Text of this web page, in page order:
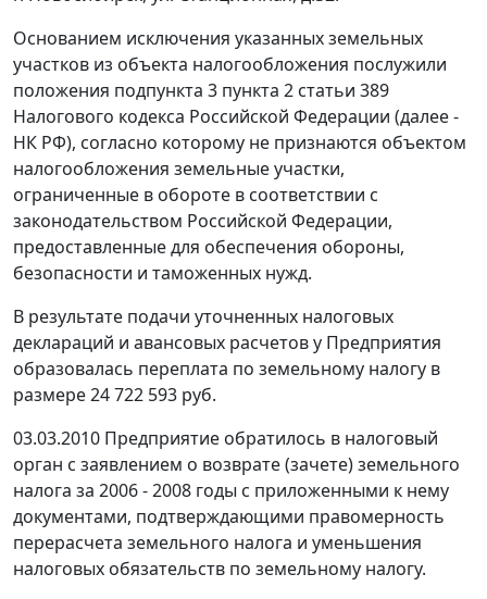
Основанием исключения указанных земельных
участков из объекта налогообложения послужили
положения подпункта 3 пункта 2 статьи 389
Налогового кодекса Российской Федерации (далее -
НК РФ), согласно которому не признаются объектом
налогообложения земельные участки,
ограниченные в обороте в соответствии с
законодательством Российской Федерации,
предоставленные для обеспечения обороны,
безопасности и таможенных нужд.
В результате подачи уточненных налоговых
деклараций и авансовых расчетов у Предприятия
образовалась переплата по земельному налогу в
размере 24 722 593 руб.
03.03.2010 Предприятие обратилось в налоговый
орган с заявлением о возврате (зачете) земельного
налога за 2006 - 2008 годы с приложенными к нему
документами, подтверждающими правомерность
перерасчета земельного налога и уменьшения
налоговых обязательств по земельному налогу.